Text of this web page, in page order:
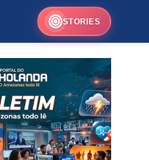
STORIES